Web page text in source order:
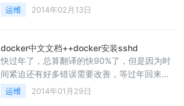
我在这里介绍一下mac os x的安装方式，其实
有两种，以前我用m...
运维 2014年02月13日
docker中文文档++docker安装sshd
快过年了，总算翻译的快90%了，但是因为时
间紧迫还有好多错误需要改善，等过年回来我
会增加截图案例和视频，然后把最后的翻译完
成！提前祝大家...
运维 2014年01月29日